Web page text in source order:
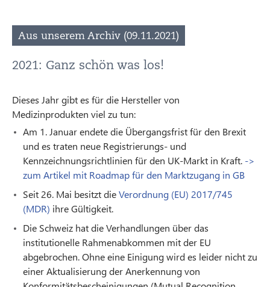
Aus unserem Archiv (09.11.2021)
2021: Ganz schön was los!
Dieses Jahr gibt es für die Hersteller von
Medizinprodukten viel zu tun:
Am 1. Januar endete die Übergangsfrist für den Brexit
und es traten neue Registrierungs- und
Kennzeichnungsrichtlinien für den UK-Markt in Kraft. ->
zum Artikel mit Roadmap für den Marktzugang in GB
Seit 26. Mai besitzt dieVerordnung (EU) 2017/745
(MDR) ihre Gültigkeit.
Die Schweiz hat die Verhandlungen über das
institutionelle Rahmenabkommen mit der EU
abgebrochen. Ohne eine Einigung wird es leider nicht zu
einer Aktualisierung der Anerkennung von